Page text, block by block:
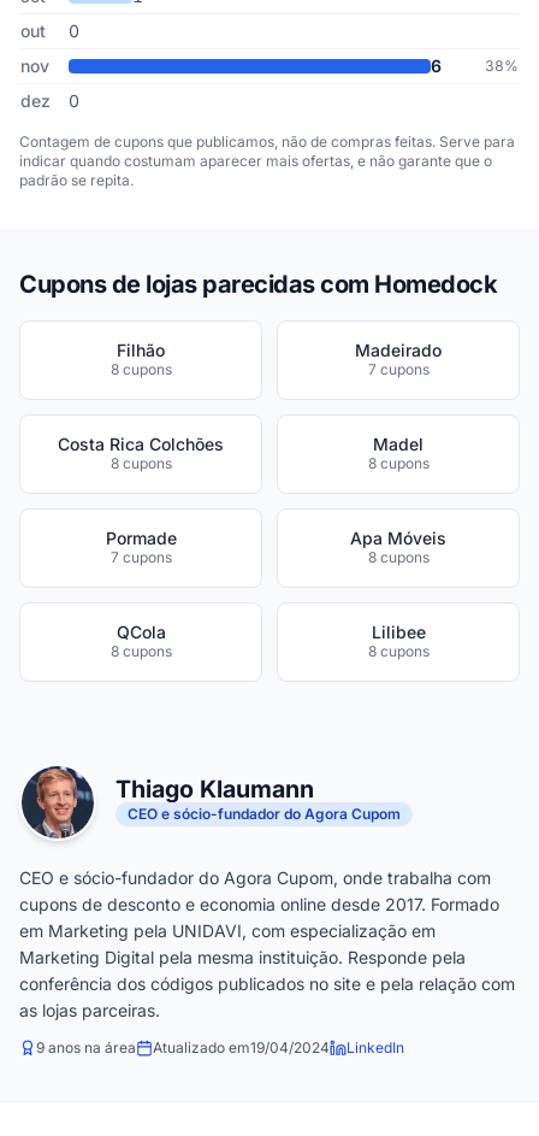
out
0
nov
6 38%
dez 0
Contagem de cupons que publicamos, não de compras feitas. Serve para
indicar quando costumam aparecer mais ofertas, e não garante que o
padrão se repita.
Cupons de lojas parecidas com Homedock
Filhão
8 cupons
Madeirado
7 cupons
Costa Rica Colchões
8 cupons
Madel
8 cupons
Pormade
7 cupons
Apa Móveis
8 cupons
QCola
8 cupons
Lilibee
8 cupons
Thiago Klaumann
CEO e sócio-fundador do Agora Cupom
CEO e sócio-fundador do Agora Cupom, onde trabalha com
cupons de desconto e economia online desde 2017. Formado
em Marketing pela UNIDAVI, com especialização em
Marketing Digital pela mesma instituição. Responde pela
conferência dos códigos publicados no site e pela relação com
as lojas parceiras.
9 anos na área Atualizado em19/04/2024 LinkedIn